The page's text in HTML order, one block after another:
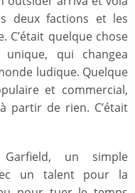
deux factions et les
C’était quelque chose
unique, qui changea
ludique. Quelque
et commercial,
partir de rien. C’était
un simple
un talent pour la